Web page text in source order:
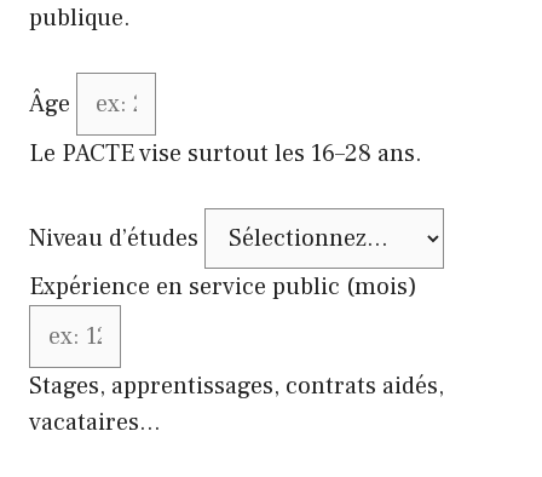
publique.
Âge
Le PACTE vise surtout les 16–28 ans.
Niveau d’études
Expérience en service public (mois)
Stages, apprentissages, contrats aidés,
vacataires…